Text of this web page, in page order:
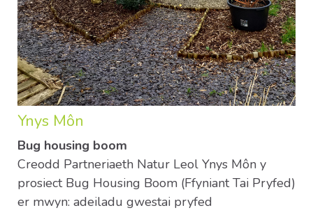
Ynys Môn
Bug housing boom
Creodd Partneriaeth Natur Leol Ynys Môn y
prosiect Bug Housing Boom (Ffyniant Tai Pryfed)
er mwyn: adeiladu gwestai pryfed